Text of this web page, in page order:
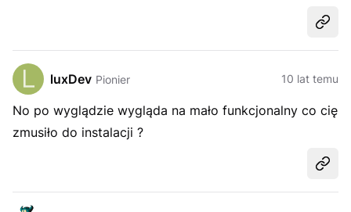
luxDev Pionier 10 lat temu
No po wyglądzie wygląda na mało funkcjonalny co cię
zmusiło do instalacji ?